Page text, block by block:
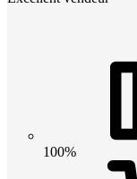
100%